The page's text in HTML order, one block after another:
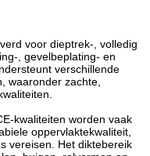
voor dieptrek-, volledig
, gevelbeplating- en
verschillende
waaronder zachte,
kwaliteiten worden vaak
oppervlaktekwaliteit,
vereisen. Het diktebereik